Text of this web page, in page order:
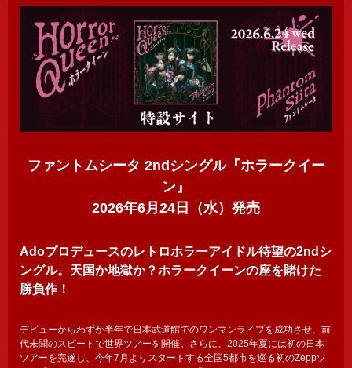
ファントムシータ 2ndシングル『ホラークイー
ン』
2026年6月24日（水）発売
Adoプロデュースのレトロホラーアイドル待望の2ndシ
ングル。天国か地獄か？ホラークイーンの座を賭けた
勝負作！
デビューからわずか半年で日本武道館でのワンマンライブを成功させ、前
代未聞のスピードで世界ツアーを開催。さらに、2025年夏には初の日本
ツアーを完遂し、今年7月よりスタートする全国5都市を巡る初のZeppツ